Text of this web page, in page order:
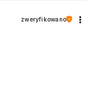
zweryfikowano